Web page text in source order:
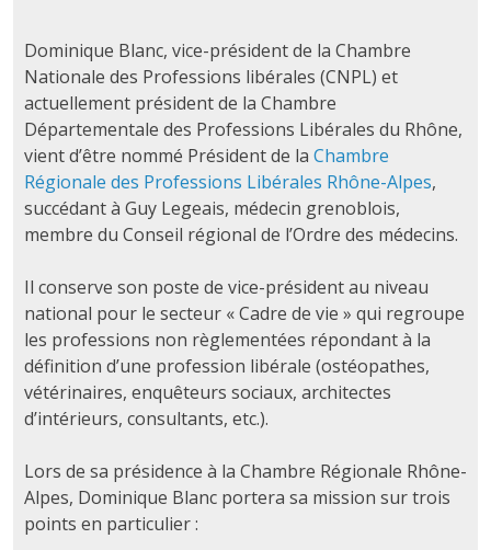
Dominique Blanc, vice-président de la Chambre
Nationale des Professions libérales (CNPL) et
actuellement président de la Chambre
Départementale des Professions Libérales du Rhône,
vient d’être nommé Président de la Chambre
Régionale des Professions Libérales Rhône-Alpes,
succédant à Guy Legeais, médecin grenoblois,
membre du Conseil régional de l’Ordre des médecins.
Il conserve son poste de vice-président au niveau
national pour le secteur « Cadre de vie » qui regroupe
les professions non règlementées répondant à la
définition d’une profession libérale (ostéopathes,
vétérinaires, enquêteurs sociaux, architectes
d’intérieurs, consultants, etc.).
Lors de sa présidence à la Chambre Régionale Rhône-
Alpes, Dominique Blanc portera sa mission sur trois
points en particulier :